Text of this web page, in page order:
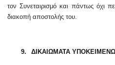
τον Συνεταιρισμό και πάντως όχι
διακοπή αποστολής του.
9. ΔΙΚΑΙΩΜΑΤΑ